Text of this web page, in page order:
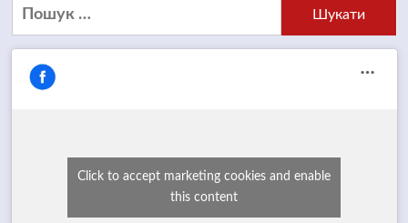
Пошук:
Click to accept marketing cookies and enable
this content